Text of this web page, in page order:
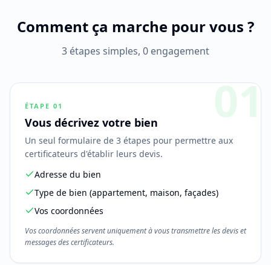
Comment ça marche pour vous ?
3 étapes simples, 0 engagement
01
ÉTAPE 01
Vous décrivez votre bien
Un seul formulaire de 3 étapes pour permettre aux
certificateurs d'établir leurs devis.
Adresse du bien
Type de bien (appartement, maison, façades)
Vos coordonnées
Vos coordonnées servent uniquement à vous transmettre les devis et
messages des certificateurs.